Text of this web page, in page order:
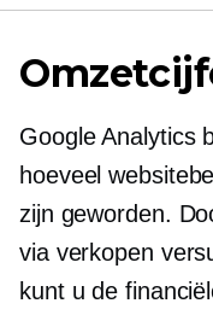
Google Analytics
hoeveel
zijn geworden.
via verkopen
kunt u de